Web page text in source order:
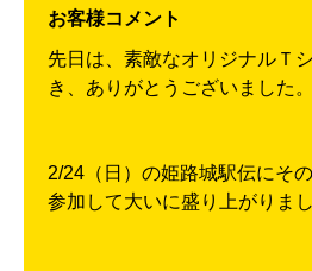
お客様コメント
先日は、素敵なオリジナルＴ
き、ありがとうございました。
2/24（日）の姫路城駅伝にそ
参加して大いに盛り上がりまし